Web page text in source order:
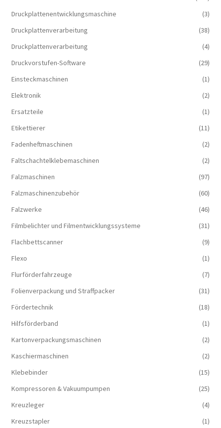
Druckplattenentwicklungsmaschine
(3)
Druckplattenverarbeitung
(38)
Druckplattenverarbeitung
(4)
Druckvorstufen-Software
(29)
Einsteckmaschinen
(1)
Elektronik
(2)
Ersatzteile
(1)
Etikettierer
(11)
Fadenheftmaschinen
(2)
Faltschachtelklebemaschinen
(2)
Falzmaschinen
(97)
Falzmaschinenzubehör
(60)
Falzwerke
(46)
Filmbelichter und Filmentwicklungssysteme
(31)
Flachbettscanner
(9)
Flexo
(1)
Flurförderfahrzeuge
(7)
Folienverpackung und Straffpacker
(31)
Fördertechnik
(18)
Hilfsförderband
(1)
Kartonverpackungsmaschinen
(2)
Kaschiermaschinen
(2)
Klebebinder
(15)
Kompressoren & Vakuum­pumpen
(25)
Kreuzleger
(4)
Kreuzstapler
(1)